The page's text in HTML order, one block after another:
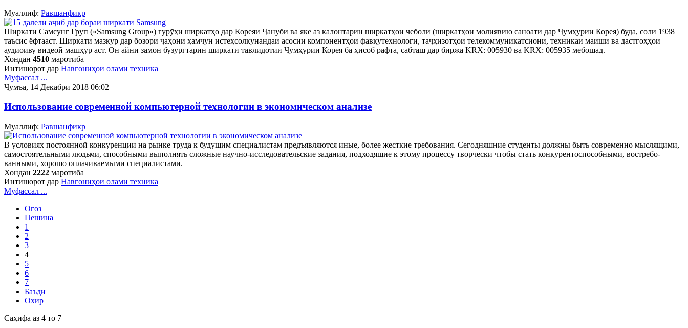
Муаллиф: Равшанфикр
Ширкати Самсунг Груп («Samsung Group») гурӯҳи ширкатҳо дар Кореяи Ҷанубӣ ва яке аз калонтарин ширкатҳои чеболӣ (ширкатҳои молиявию саноатӣ дар Ҷумҳурии Корея) буда, соли 1938
таъсис ёфтааст. Ширкати мазкур дар бозори ҷаҳонӣ ҳамчун истеҳсолкунандаи асосии компонентҳои фавқутехнологӣ, таҷҳизотҳои телекоммуникатсионӣ, техникаи маишӣ ва дастгоҳҳои
аудиоиву видеоӣ машҳур аст. Он айни замон бузургтарин ширкати тавлидотии Ҷумҳурии Корея ба ҳисоб рафта, сабташ дар биржа KRX: 005930 ва KRX: 005935 мебошад.
Хондан 4510 маротиба
Интишорот дар Навгониҳои олами техника
Муфассал ...
Ҷумъа, 14 Декабри 2018 06:02
Использование современной компьютерной технологии в экономическом анализе
Муаллиф: Равшанфикр
В условиях постоянной конкуренции на рынке труда к будущим специалистам предъявляются иные, более жесткие требования. Сегодняшние студенты должны быть современно мыслящими,
самостоятельными людьми, способными выполнять сложные научно-исследовательские задания, подходящие к этому процессу творчески чтобы стать конкурентоспособными, востребо­
ванными, хорошо оплачиваемыми специалистами.
Хондан 2222 маротиба
Интишорот дар Навгониҳои олами техника
Муфассал ...
Оғоз
Пешина
1
2
3
4
5
6
7
Баъди
Охир
Саҳифа аз 4 то 7